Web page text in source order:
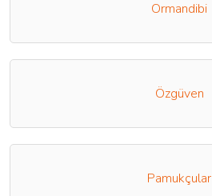
Ormandibi
Özgüven
Pamukçular